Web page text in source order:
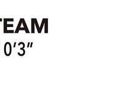
Химия для бассейнов